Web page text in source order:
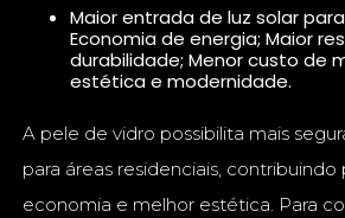
Maior entrada de luz solar para os ambientes;
Economia de energia; Maior
durabilidade; Menor custo de
estética e modernidade.
A pele de vidro possibilita mais
para áreas residenciais, contribuindo
economia e melhor estética. Para